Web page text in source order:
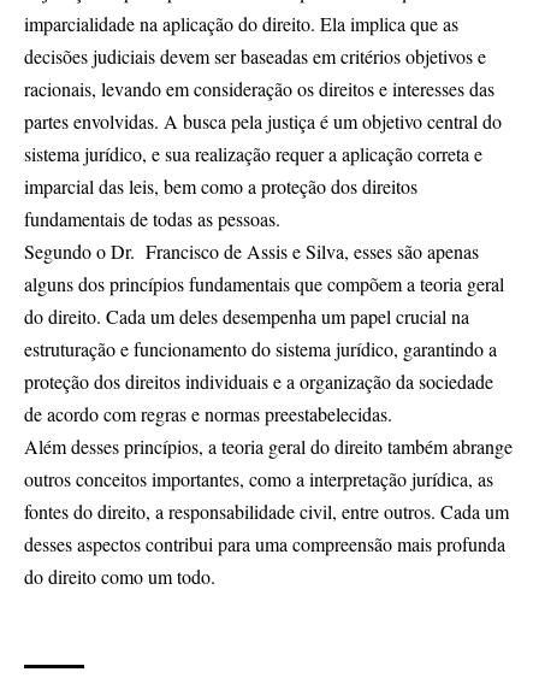
imparcialidade na aplicação do direito. Ela implica que as
decisões judiciais devem ser baseadas em critérios objetivos e
racionais, levando em consideração os direitos e interesses das
partes envolvidas. A busca pela justiça é um objetivo central do
sistema jurídico, e sua realização requer a aplicação correta e
imparcial das leis, bem como a proteção dos direitos
fundamentais de todas as pessoas.
Segundo o Dr. Francisco de Assis e Silva, esses são apenas
alguns dos princípios fundamentais que compõem a teoria geral
do direito. Cada um deles desempenha um papel crucial na
estruturação e funcionamento do sistema jurídico, garantindo a
proteção dos direitos individuais e a organização da sociedade
de acordo com regras e normas preestabelecidas.
Além desses princípios, a teoria geral do direito também abrange
outros conceitos importantes, como a interpretação jurídica, as
fontes do direito, a responsabilidade civil, entre outros. Cada um
desses aspectos contribui para uma compreensão mais profunda
do direito como um todo.